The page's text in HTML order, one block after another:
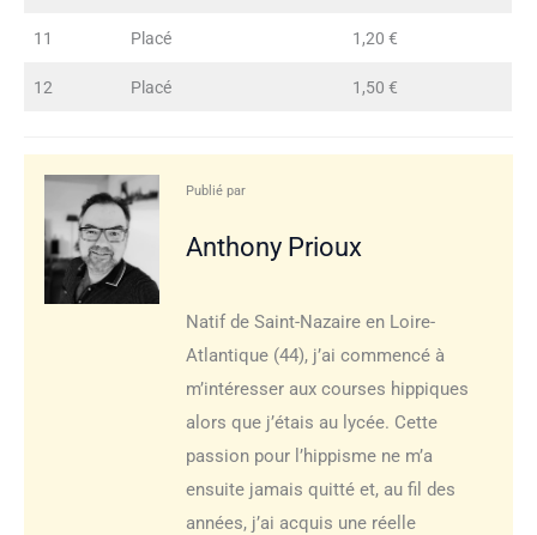
11 Placé 1,20 €
12 Placé 1,50 €
Publié par
Anthony Prioux
Natif de Saint-Nazaire en Loire-
Atlantique (44), j’ai commencé à
m’intéresser aux courses hippiques
alors que j’étais au lycée. Cette
passion pour l’hippisme ne m’a
ensuite jamais quitté et, au fil des
années, j’ai acquis une réelle